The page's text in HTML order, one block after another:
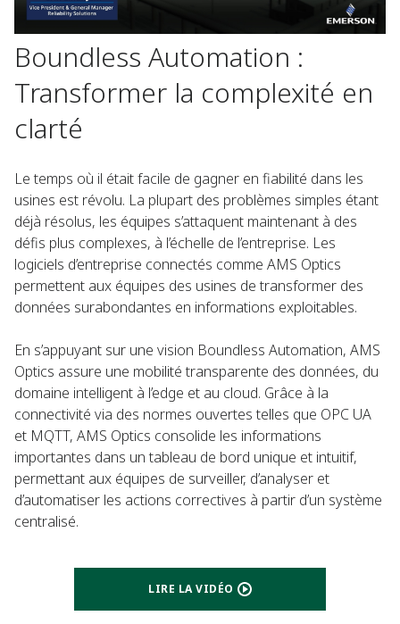
Boundless Automation :
Transformer la complexité en
clarté
Le temps où il était facile de gagner en fiabilité dans les
usines est révolu. La plupart des problèmes simples étant
déjà résolus, les équipes s’attaquent maintenant à des
défis plus complexes, à l’échelle de l’entreprise. Les
logiciels d’entreprise connectés comme AMS Optics
permettent aux équipes des usines de transformer des
données surabondantes en informations exploitables.
En s’appuyant sur une vision Boundless Automation, AMS
Optics assure une mobilité transparente des données, du
domaine intelligent à l’edge et au cloud. Grâce à la
connectivité via des normes ouvertes telles que OPC UA
et MQTT, AMS Optics consolide les informations
importantes dans un tableau de bord unique et intuitif,
permettant aux équipes de surveiller, d’analyser et
d’automatiser les actions correctives à partir d’un système
centralisé.
LIRE LA VIDÉO